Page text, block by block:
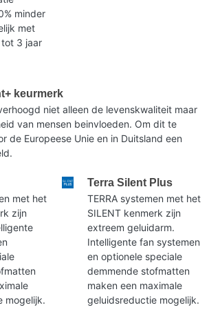
minder
met
3 jaar
keurmerk
niet alleen de levenskwaliteit maar
van mensen beinvloeden. Om dit te
de Europeese Unie en in Duitsland een
met het
zijn
mogelijk.
Terra Silent Plus
TERRA systemen met het
SILENT kenmerk zijn
extreem geluidarm.
Intelligente fan systemen
en optionele speciale
demmende stofmatten
maken een maximale
geluidsreductie mogelijk.